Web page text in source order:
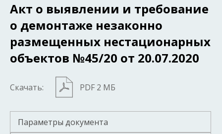
Акт о выявлении и требование
о демонтаже незаконно
размещенных нестационарных
объектов №45/20 от 20.07.2020
Скачать: PDF 2 МБ
Параметры документа